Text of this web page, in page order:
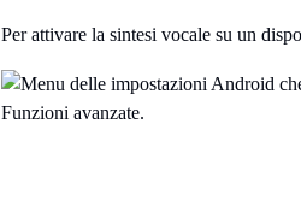
Per attivare la sintesi vocale su un